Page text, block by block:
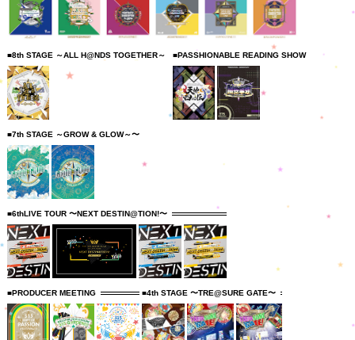
■8th STAGE ～ALL H@NDS TOGETHER～ ■PASSHIONABLE READING SHOW
■7th STAGE ～GROW & GLOW～〜
■6thLIVE TOUR 〜NEXT DESTIN@TION!〜
■PRODUCER MEETING ■4th STAGE 〜TRE@SURE GATE〜